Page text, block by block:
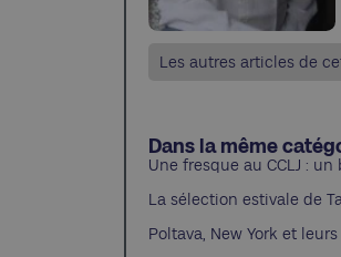
Les autres articles de
Dans la même
Une fresque au CCLJ :
La sélection estivale de
Poltava, New York et